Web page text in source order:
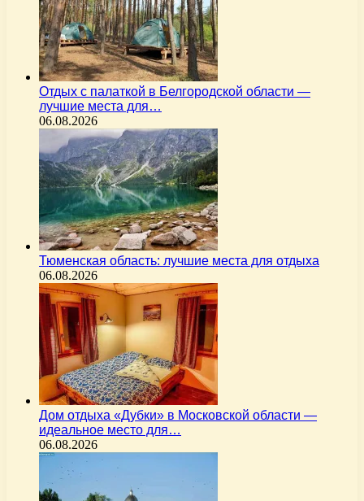
Отдых с палаткой в Белгородской области —
лучшие места для…
06.08.2026
Тюменская область: лучшие места для отдыха
06.08.2026
Дом отдыха «Дубки» в Московской области —
идеальное место для…
06.08.2026